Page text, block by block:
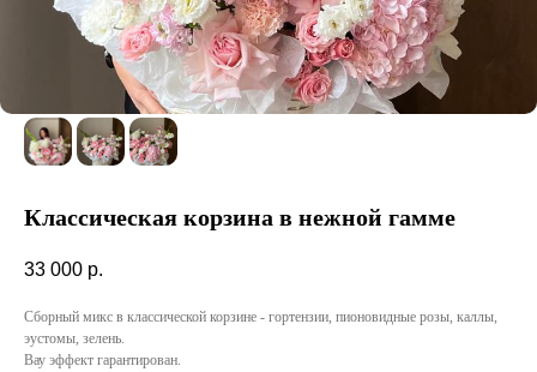
Классическая корзина в нежной гамме
33 000 р.
Сборный микс в классической корзине - гортензии, пионовидные розы, каллы,
эустомы, зелень.
Вау эффект гарантирован.